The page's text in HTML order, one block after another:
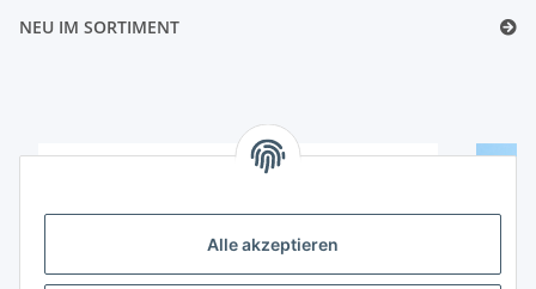
Alle akzeptieren
NEU IM SORTIMENT